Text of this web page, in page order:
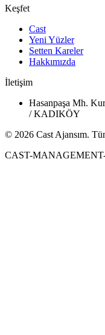
Keşfet
Cast
Yeni Yüzler
Setten Kareler
Hakkımızda
İletişim
Hasanpaşa Mh.
/ KADIKÖY
© 2026 Cast Ajansım.
CAST-